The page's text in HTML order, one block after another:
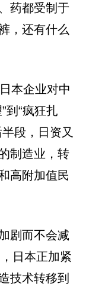
药都受制于
，还有什么
本企业对中
到“疯狂扎
段，日资又
制造业，转
高附加值民
剧而不会减
日本正加紧
技术转移到